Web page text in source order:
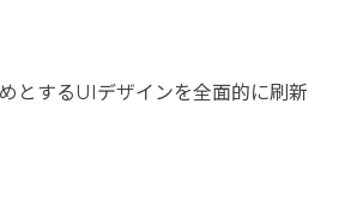
とするUIデザインを全面的に刷新